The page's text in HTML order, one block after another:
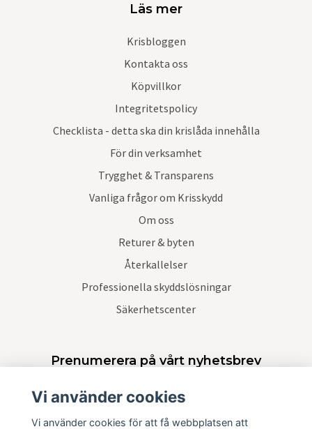
Läs mer
Krisbloggen
Kontakta oss
Köpvillkor
Integritetspolicy
Checklista - detta ska din krislåda innehålla
För din verksamhet
Trygghet & Transparens
Vanliga frågor om Krisskydd
Om oss
Returer & byten
Återkallelser
Professionella skyddslösningar
Säkerhetscenter
Prenumerera på vårt nyhetsbrev
Vi använder cookies
Vi använder cookies för att få webbplatsen att